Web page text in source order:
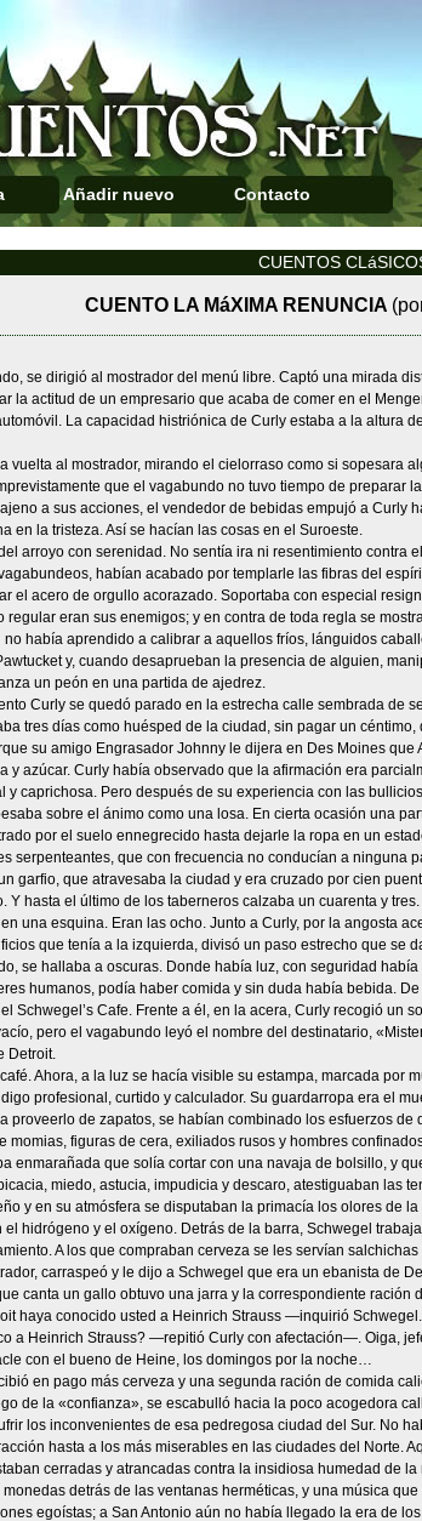
Añadir nuevo Contacto
CUENTOS
CUENTO LA MáXIMA RENUNCIA
se dirigió al mostrador del menú libre. Captó una mirada
la actitud de un empresario que acaba de comer en el
La capacidad histriónica de Curly estaba a la altura
vuelta al mostrador, mirando el cielorraso como si sopesara
que el vagabundo no tuvo tiempo de preparar
a sus acciones, el vendedor de bebidas empujó a Curly
en la tristeza. Así se hacían las cosas en el Suroeste.
arroyo con serenidad. No sentía ira ni resentimiento contra
habían acabado por templarle las fibras del
el acero de orgullo acorazado. Soportaba con especial
regular eran sus enemigos; y en contra de toda regla se
no había aprendido a calibrar a aquellos fríos, lánguidos
y, cuando desaprueban la presencia de alguien,
un peón en una partida de ajedrez.
Curly se quedó parado en la estrecha calle sembrada de
tres días como huésped de la ciudad, sin pagar un
su amigo Engrasador Johnny le dijera en Des Moines
y azúcar. Curly había observado que la afirmación era
y caprichosa. Pero después de su experiencia con las
sobre el ánimo como una losa. En cierta ocasión una
por el suelo ennegrecido hasta dejarle la ropa en un
serpenteantes, que con frecuencia no conducían a ninguna
garfio, que atravesaba la ciudad y era cruzado por cien
Y hasta el último de los taberneros calzaba un cuarenta y tres.
una esquina. Eran las ocho. Junto a Curly, por la angosta
que tenía a la izquierda, divisó un paso estrecho que se
se hallaba a oscuras. Donde había luz, con seguridad
humanos, podía haber comida y sin duda había bebida.
Schwegel’s Cafe. Frente a él, en la acera, Curly recogió un
pero el vagabundo leyó el nombre del destinatario,
Detroit.
Ahora, a la luz se hacía visible su estampa, marcada por
profesional, curtido y calculador. Su guardarropa era el
proveerlo de zapatos, se habían combinado los esfuerzos
momias, figuras de cera, exiliados rusos y hombres
enmarañada que solía cortar con una navaja de bolsillo, y
miedo, astucia, impudicia y descaro, atestiguaban las
y en su atmósfera se disputaban la primacía los olores de
el hidrógeno y el oxígeno. Detrás de la barra, Schwegel
A los que compraban cerveza se les servían
carraspeó y le dijo a Schwegel que era un ebanista de
canta un gallo obtuvo una jarra y la correspondiente ración
haya conocido usted a Heinrich Strauss —inquirió Schwegel.
a Heinrich Strauss? —repitió Curly con afectación—. Oiga,
con el bueno de Heine, los domingos por la noche…
en pago más cerveza y una segunda ración de comida
de la «confianza», se escabulló hacia la poco acogedora
los inconvenientes de esa pedregosa ciudad del Sur. No
hasta a los más miserables en las ciudades del Norte.
cerradas y atrancadas contra la insidiosa humedad de
detrás de las ventanas herméticas, y una música
egoístas; a San Antonio aún no había llegado la era de